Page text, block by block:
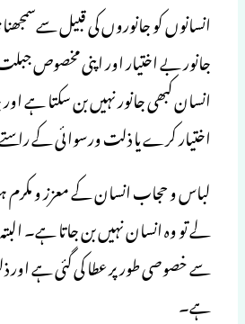
انسانوں کو جانوروں کی قبیل
جانور بے اختیار اور اپنی مخصوص
انسان کبھی جانور نہیں بن سکتا ہے
اختیار کرے یا ذلت ورسوائی کے
لباس و حجاب انسان کے معزز و
لے تو وہ انسان نہیں بن جاتا ہے۔
سے خصوصی طور پر عطا کی گئی ہے اور
ہے۔